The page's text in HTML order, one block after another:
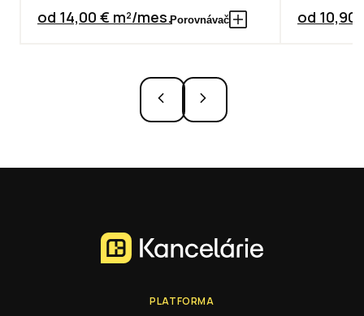
od 14,00 € m²/mes.Porovnávač od 10,90
PLATFORMA